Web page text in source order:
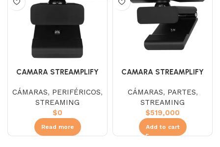
CAMARA STREAMPLIFY
60FPS)
CÁMARAS, PERIFÉRICOS,
STREAMING
$0
Read more
CAMARA STREAMPLIFY
30FPS) $
CÁMARAS, PARTES,
STREAMING
$519,000
Add to cart